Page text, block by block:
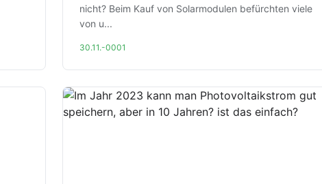
nicht? Beim Kauf von Solarmodulen befürchten viele
von u...
30.11.-0001